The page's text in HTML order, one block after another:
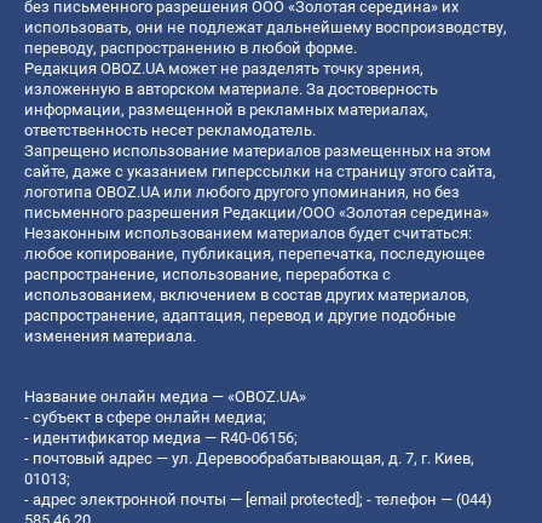
без письменного разрешения ООО «Золотая середина» их
использовать, они не подлежат дальнейшему воспроизводству,
переводу, распространению в любой форме.
Редакция OBOZ.UA может не разделять точку зрения,
изложенную в авторском материале. За достоверность
информации, размещенной в рекламных материалах,
ответственность несет рекламодатель.
Запрещено использование материалов размещенных на этом
сайте, даже с указанием гиперссылки на страницу этого сайта,
логотипа OBOZ.UA или любого другого упоминания, но без
письменного разрешения Редакции/ООО «Золотая середина»
Незаконным использованием материалов будет считаться:
любое копирование, публикация, перепечатка, последующее
распространение, использование, переработка с
использованием, включением в состав других материалов,
распространение, адаптация, перевод и другие подобные
изменения материала.
Название онлайн медиа — «OBOZ.UA»
- субъект в сфере онлайн медиа;
- идентификатор медиа — R40-06156;
- почтовый адрес — ул. Деревообрабатывающая, д. 7, г. Киев,
01013;
- адрес электронной почты — [email protected] ; - телефон — (044)